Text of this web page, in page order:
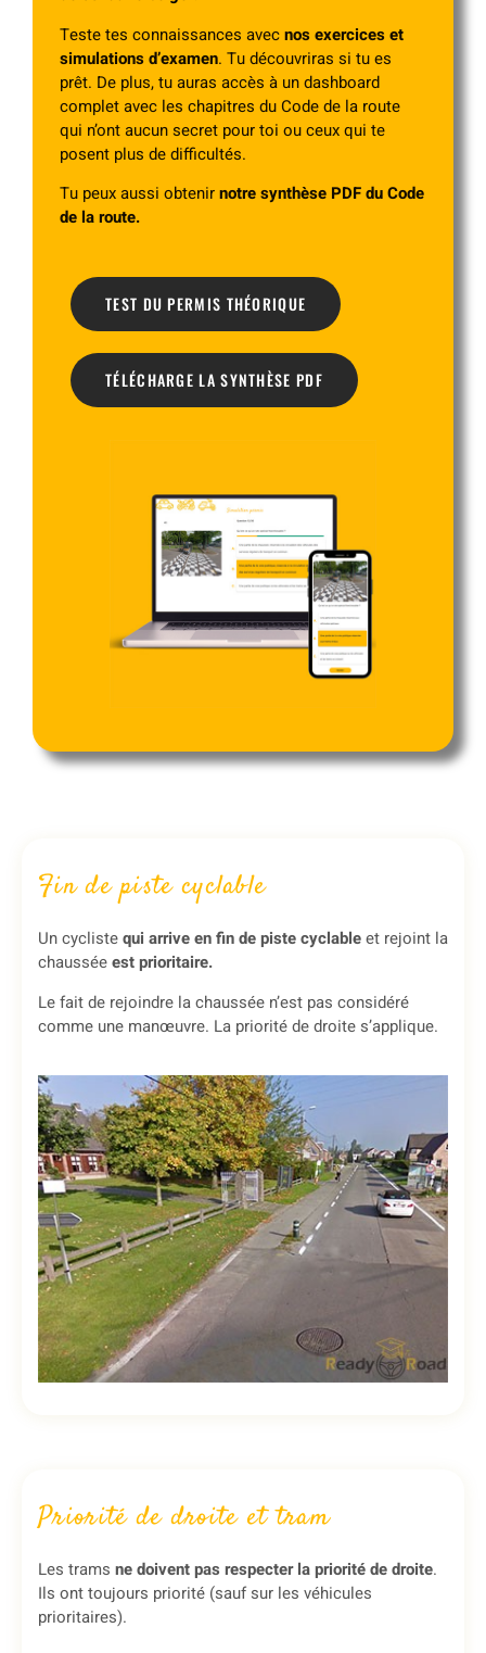
Teste tes connaissances avecnos exercices et
simulations d’examen. Tu découvriras si tu es
prêt. De plus, tu auras accès à un dashboard
complet avec les chapitres du Code de la route
qui n’ont aucun secret pour toi ou ceux qui te
posent plus de difficultés.
Tu peux aussi obtenirnotre synthèse PDF du Code
de la route.
TEST DU PERMIS THÉORIQUE
TÉLÉCHARGE LA SYNTHÈSE PDF
Fin de piste cyclable
Un cyclistequi arrive en fin de piste cyclableet rejoint la
chausséeest prioritaire.
Le fait de rejoindre la chaussée n’est pas considéré
comme une manœuvre. La priorité de droite s’applique.
Priorité de droite et tram
Les trams ne doivent pas respecter la priorité de droite.
Ils ont toujours priorité (sauf sur les véhicules
prioritaires).